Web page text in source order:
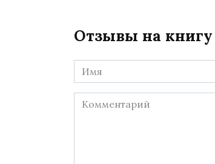
Отзывы на
Имя
*
Комментарий